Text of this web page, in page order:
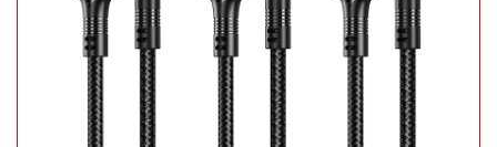
Máy cắt tỉa
lông mũi
bằng thép
không rỉ